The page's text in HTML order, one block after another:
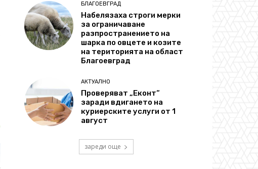
БЛАГОЕВГРАД
Набелязаха строги мерки
за ограничаване
разпространението на
шарка по овцете и козите
на територията на област
Благоевград
АКТУАЛНО
Проверяват „Еконт“
заради вдигането на
куриерските услуги от 1
август
зареди още